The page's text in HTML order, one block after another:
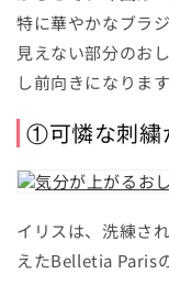
特に華やかなブラ
見えない部分のお
し前向きになります
①可憐な刺繍
イリスは、洗練さ
えたBelletia Paris